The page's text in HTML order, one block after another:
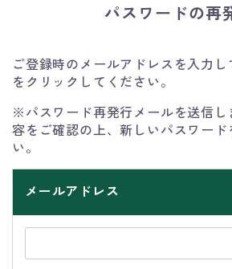
パスワードの再
ご登録時のメールアドレスを入力
をクリックしてください。
※パスワード再発行メールを送信し
容をご確認の上、新しいパスワード
い。
メールアドレス